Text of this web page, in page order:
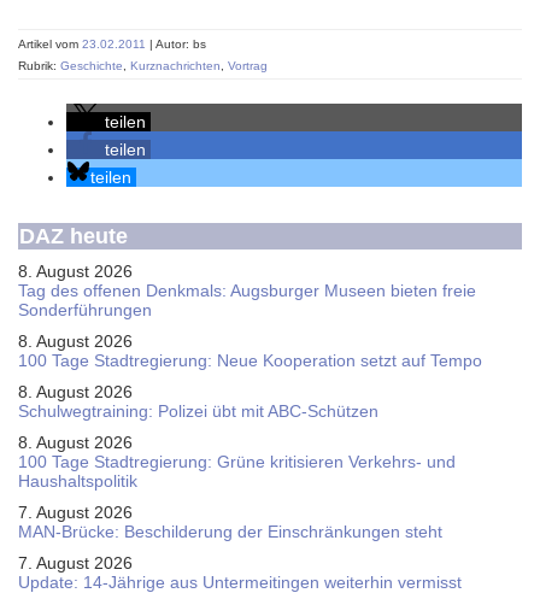
Artikel vom 23.02.2011 | Autor: bs
Rubrik: Geschichte Kurznachrichten Vortrag
teilen
teilen
teilen
DAZ heute
8. August 2026
Tag des offenen Denkmals: Augsburger Museen bieten freie
Sonderführungen
8. August 2026
100 Tage Stadtregierung: Neue Kooperation setzt auf Tempo
8. August 2026
Schul­weg­trai­ning: Poli­zei übt mit ABC-Schüt­zen
8. August 2026
100 Tage Stadtregierung: Grüne kritisieren Verkehrs- und
Haushaltspolitik
7. August 2026
MAN-Brücke: Beschilderung der Einschränkungen steht
7. August 2026
Update: 14-Jährige aus Untermeitingen weiterhin vermisst